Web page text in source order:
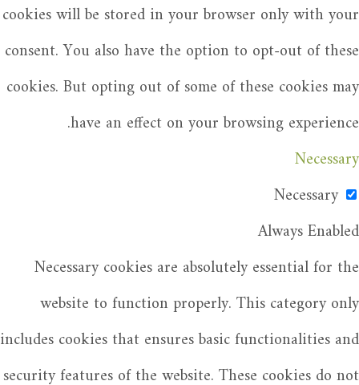
cookies will be stored in your browser only with your
consent. You also have the option to opt-out of these
cookies. But opting out of some of these cookies may
have an effect on your browsing experience.
Necessary
Necessary
Always Enabled
Necessary cookies are absolutely essential for the
website to function properly. This category only
includes cookies that ensures basic functionalities and
security features of the website. These cookies do not